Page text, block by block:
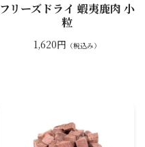
フリーズドライ 蝦夷鹿肉 小
粒
1,620円 （税込み）